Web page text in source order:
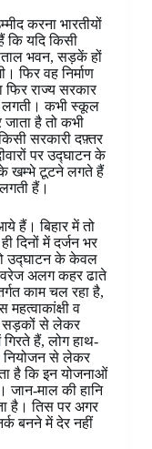
करना भारतीयों
यदि किसी
भवन, सड़कें हों
फिर वह निर्माण
राज्य सरकार
लगती। कभी स्कूल
जाता है तो कभी
सरकारी दफ़्तर
पर उद्घाटन के
के खम्भे टूटने लगते हैं
हैं।
हैं। बिहार में तो
दिनों में दर्जन भर
उद्घाटन के केवल
अलग कहर ढाते
काम चल रहा है,
व
सड़कों से लेकर
गिरते हैं, लोग हाथ-
नियोजन से लेकर
है कि इन योजनाओं
जान-माल की हानि
है। तिस पर अगर
बनने में देर नहीं